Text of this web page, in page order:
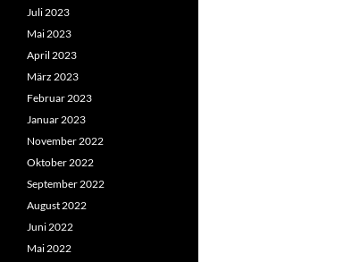
Juli 2023
Mai 2023
April 2023
März 2023
Februar 2023
Januar 2023
November 2022
Oktober 2022
September 2022
August 2022
Juni 2022
Mai 2022